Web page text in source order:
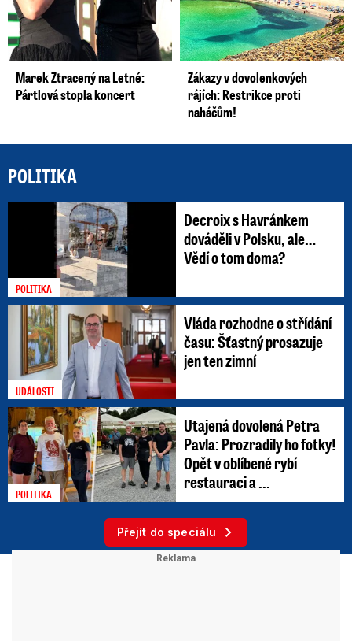
Marek Ztracený na Letné:
Pártlová stopla koncert
Zákazy v dovolenkových
rájích: Restrikce proti
naháčům!
POLITIKA
POLITIKA
Decroix s Havránkem
dováděli v Polsku, ale…
Vědí o tom doma?
UDÁLOSTI
Vláda rozhodne o střídání
času: Šťastný prosazuje
jen ten zimní
POLITIKA
Utajená dovolená Petra
Pavla: Prozradily ho fotky!
Opět v oblíbené rybí
restauraci a ...
Přejít do speciálu